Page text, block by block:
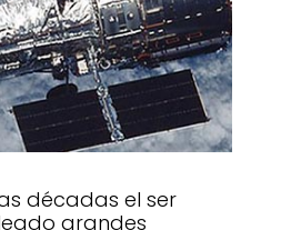
décadas el ser
grandes